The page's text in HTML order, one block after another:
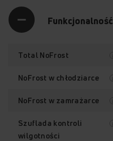
Funkcjonalność
Total NoFrost
NoFrost w chłodziarce
NoFrost w zamrażarce
Szuflada kontroli
wilgotności